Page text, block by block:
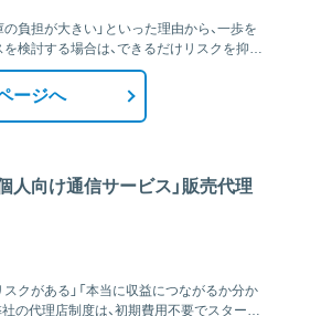
負担が大きい」といった理由から、一歩を
検討する場合は、できるだけリスクを抑え
ージへ
人向け通信サービス」販売代理
クがある」「本当に収益につながるか分か